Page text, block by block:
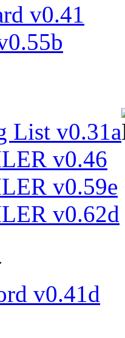
v0.41
List v0.31a
v0.46
v0.59e
v0.62d
v0.41d